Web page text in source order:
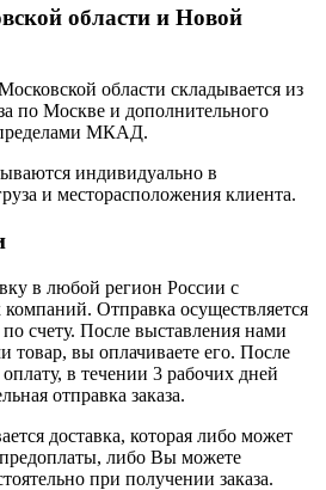
области и Новой
области складывается из
по Москве и дополнительного
МКАД.
индивидуально в
и месторасположения клиента.
в любой регион России с
Отправка осуществляется
счету. После выставления нами
товар, вы оплачиваете его. После
в течении 3 рабочих дней
отправка заказа.
доставка, которая либо может
либо Вы можете
при получении заказа.